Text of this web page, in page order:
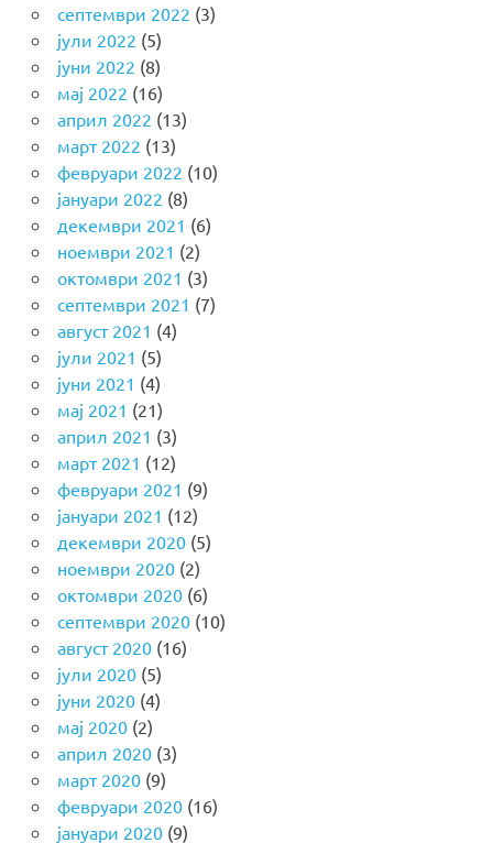
септември 2022 (3)
јули 2022 (5)
јуни 2022 (8)
мај 2022 (16)
април 2022 (13)
март 2022 (13)
февруари 2022 (10)
јануари 2022 (8)
декември 2021 (6)
ноември 2021 (2)
октомври 2021 (3)
септември 2021 (7)
август 2021 (4)
јули 2021 (5)
јуни 2021 (4)
мај 2021 (21)
април 2021 (3)
март 2021 (12)
февруари 2021 (9)
јануари 2021 (12)
декември 2020(5)
ноември 2020(2)
октомври 2020(6)
септември 2020(10)
август 2020(16)
јули 2020(5)
јуни 2020(4)
мај 2020(2)
април 2020(3)
март 2020(9)
февруари 2020(16)
јануари 2020(9)